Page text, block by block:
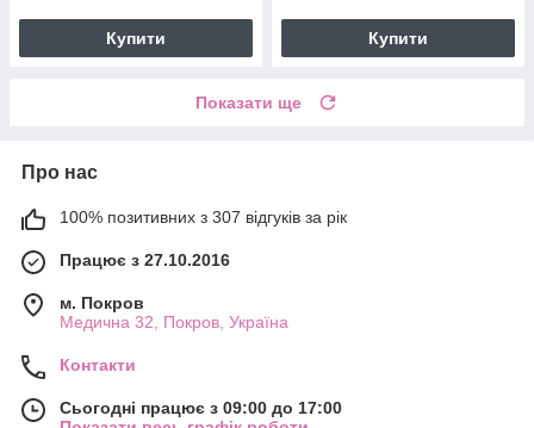
Купити Купити
Показати ще
Про нас
100% позитивних з 307 відгуків за рік
Працює з 27.10.2016
м. Покров
Медична 32, Покров, Україна
Контакти
Сьогодні працює з 09:00 до 17:00